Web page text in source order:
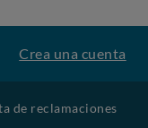
Crea una cuenta
de reclamaciones